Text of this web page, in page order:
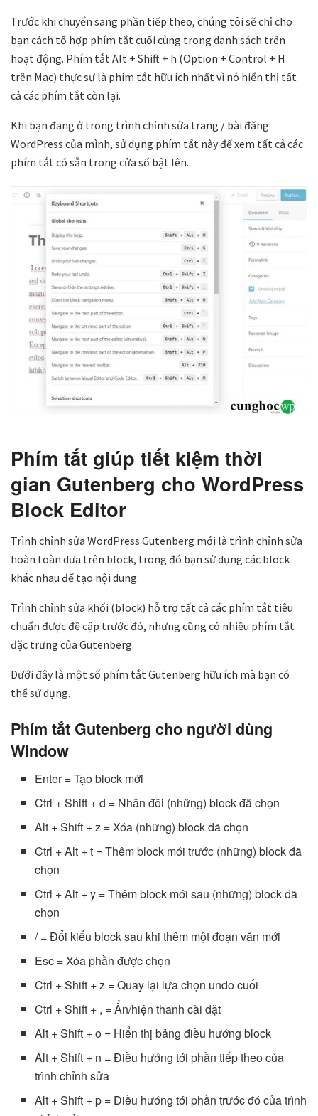
Trước khi chuyển sang phần tiếp theo, chúng tôi sẽ chỉ cho
bạn cách tổ hợp phím tắt cuối cùng trong danh sách trên
hoạt động. Phím tắt Alt + Shift + h (Option + Control + H
trên Mac) thực sự là phím tắt hữu ích nhất vì nó hiển thị tất
cả các phím tắt còn lại.
Khi bạn đang ở trong trình chỉnh sửa trang / bài đăng
WordPress của mình, sử dụng phím tắt này để xem tất cả các
phím tắt có sẵn trong cửa sổ bật lên.
Phím tắt giúp tiết kiệm thời
gian Gutenberg cho WordPress
Block Editor
Trình chỉnh sửa WordPress Gutenberg mới là trình chỉnh sửa
hoàn toàn dựa trên block, trong đó bạn sử dụng các block
khác nhau để tạo nội dung.
Trình chỉnh sửa khối (block) hỗ trợ tất cả các phím tắt tiêu
chuẩn được đề cập trước đó, nhưng cũng có nhiều phím tắt
đặc trưng của Gutenberg.
Dưới đây là một số phím tắt Gutenberg hữu ích mà bạn có
thể sử dụng.
Phím tắt Gutenberg cho người dùng
Window
Enter = Tạo block mới
Ctrl + Shift + d = Nhân đôi (những) block đã chọn
Alt + Shift + z = Xóa (những) block đã chọn
Ctrl + Alt + t = Thêm block mới trước (những) block đã
chọn
Ctrl + Alt + y = Thêm block mới sau (những) block đã
chọn
/ = Đổi kiểu block sau khi thêm một đoạn văn mới
Esc = Xóa phần được chọn
Ctrl + Shift + z = Quay lại lựa chọn undo cuối
Ctrl + Shift + , = Ẩn/hiện thanh cài đặt
Alt + Shift + o = Hiển thị bảng điều hướng block
Alt + Shift + n = Điều hướng tới phần tiếp theo của
trình chỉnh sửa
Alt + Shift + p = Điều hướng tới phần trước đó của trình